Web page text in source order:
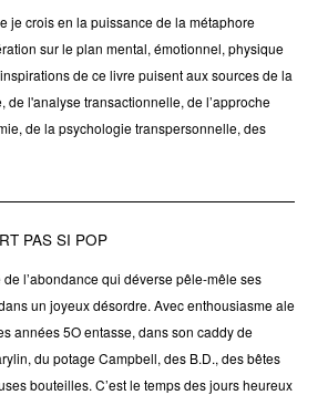
je crois en la puissance de la métaphore
sur le plan mental, émotionnel, physique
de ce livre puisent aux sources de la
de l'analyse transactionnelle, de l’approche
de la psychologie transpersonnelle, des
PAS SI POP
l’abondance qui déverse pêle-mêle ses
un joyeux désordre. Avec enthousiasme ale
années 5O entasse, dans son caddy de
du potage Campbell, des B.D., des bêtes
bouteilles. C’est le temps des jours heureux